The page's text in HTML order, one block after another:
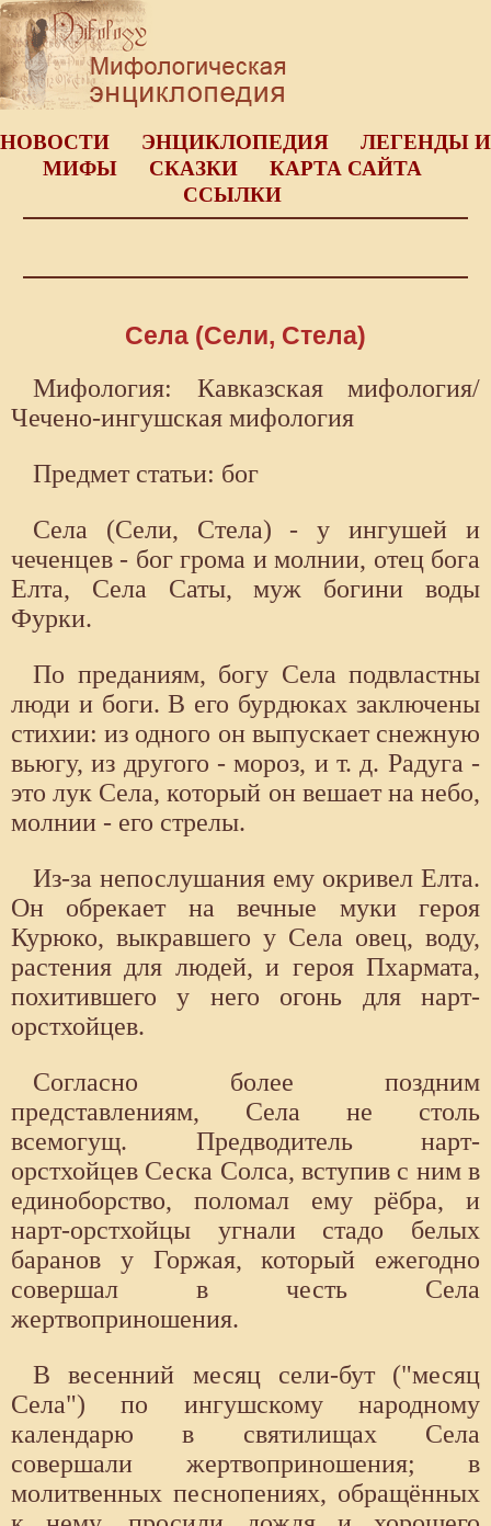
НОВОСТИ ЭНЦИКЛОПЕДИЯ
ЛЕГЕНДЫ И
МИФЫ
СКАЗКИ
КАРТА САЙТА
ССЫЛКИ
Села (Сели, Стела)
Мифология: Кавказская мифология/
Чечено-ингушская мифология
Предмет статьи: бог
Села (Сели, Стела) - у ингушей и
чеченцев - бог грома и молнии, отец бога
Елта, Села Саты, муж богини воды
Фурки.
По преданиям, богу Села подвластны
люди и боги. В его бурдюках заключены
стихии: из одного он выпускает снежную
вьюгу, из другого - мороз, и т. д. Радуга -
это лук Села, который он вешает на небо,
молнии - его стрелы.
Из-за непослушания ему окривел Елта.
Он обрекает на вечные муки героя
Курюко, выкравшего у Села овец, воду,
растения для людей, и героя Пхармата,
похитившего у него огонь для нарт-
орстхойцев.
Согласно более поздним
представлениям, Села не столь
всемогущ. Предводитель нарт-
орстхойцев Сеска Солса, вступив с ним в
единоборство, поломал ему рёбра, и
нарт-орстхойцы угнали стадо белых
баранов у Горжая, который ежегодно
совершал в честь Села
жертвоприношения.
В весенний месяц сели-бут ("месяц
Села") по ингушскому народному
календарю в святилищах Села
совершали жертвоприношения; в
молитвенных песнопениях, обращённых